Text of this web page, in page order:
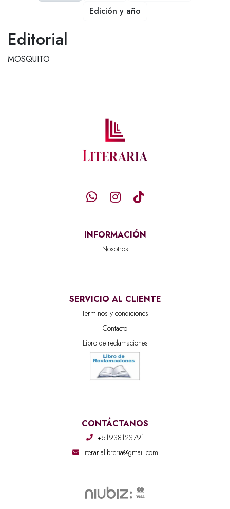
Editorial
MOSQUITO
Edición y año
INFORMACIÓN
Nosotros
SERVICIO AL CLIENTE
Terminos y condiciones
Contacto
Libro de reclamaciones
CONTÁCTANOS
+51938123791
literarialibreria@gmail.com